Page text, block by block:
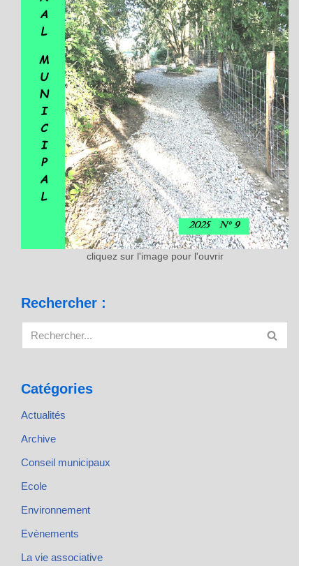
cliquez sur l'image pour l'ouvrir
Rechercher :
Catégories
Actualités
Archive
Conseil municipaux
Ecole
Environnement
Evènements
La vie associative